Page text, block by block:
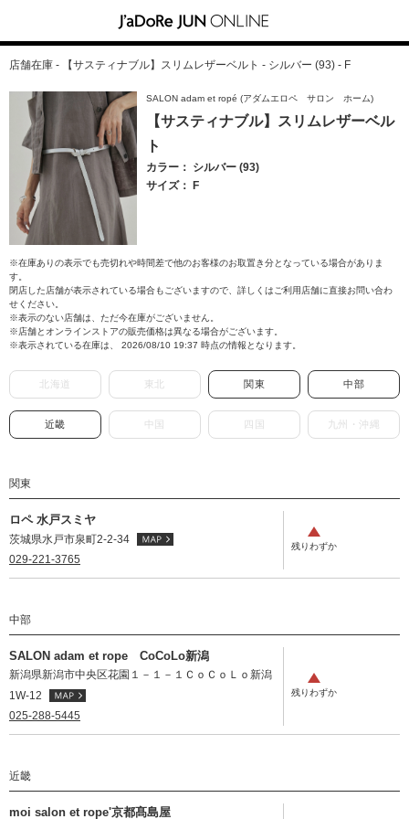
店舗在庫 - 【サスティナブル】スリムレザーベルト - シルバー (93) - F
SALON adam et ropé (アダムエロペ サロン ホーム)
【サスティナブル】スリムレザーベル
ト
カラー： シルバー (93)
サイズ： F
※在庫ありの表示でも売切れや時間差で他のお客様のお取置き分となっている場合がありま
す。
閉店した店舗が表示されている場合もございますので、詳しくはご利用店舗に直接お問い合わ
せください。
※表示のない店舗は、ただ今在庫がございません。
※店舗とオンラインストアの販売価格は異なる場合がございます。
※表示されている在庫は、 2026/08/10 19:37 時点の情報となります。
北海道 東北 関東 中部
近畿 中国 四国 九州・沖縄
関東
ロペ 水戸スミヤ
茨城県水戸市泉町2-2-34
029-221-3765
中部
SALON adam et rope CoCoLo新潟
新潟県新潟市中央区花園１－１－１ＣｏＣｏＬｏ新潟
1W-12
025-288-5445
近畿
moi salon et rope'京都髙島屋